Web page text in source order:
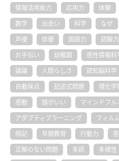
情報活用能力 応用力 体験
数学 出会い 科学 なぜ
声優 俳優 国語力 読解力
お手伝い 幼稚園 感性情報科
議論 人間らしさ 認知脳科学
自動採点 記述式問題 理化学
感動 頭がいい マインドフル
アダプティブラーニング フィル
暗記 早期教育 行動力
正解のない問題 多読 多様性